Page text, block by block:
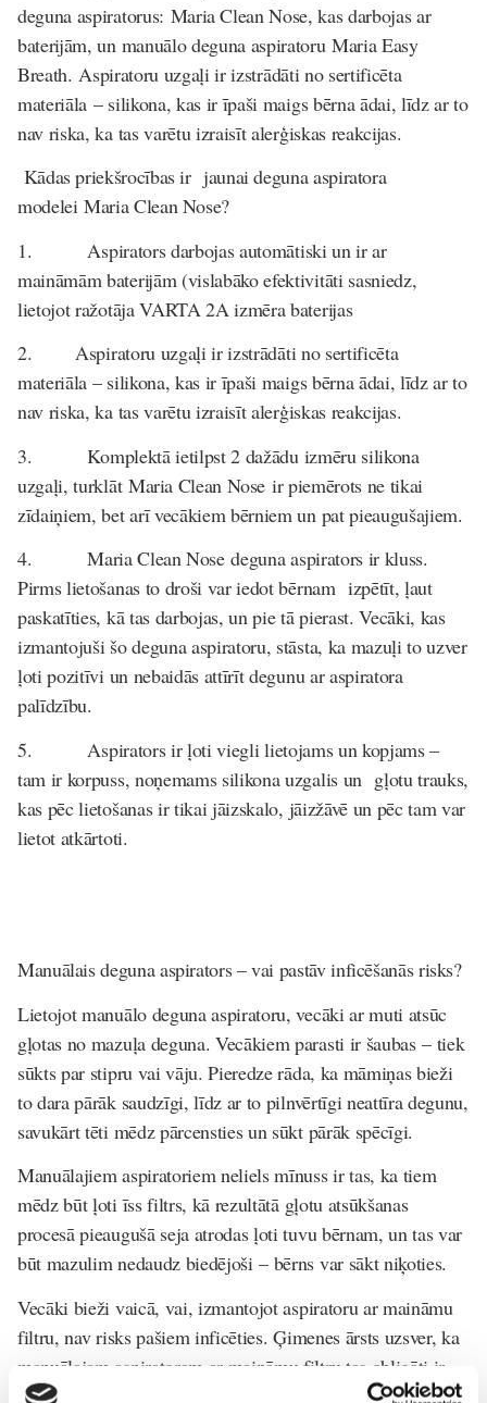
deguna aspiratorus: Maria Clean Nose, kas darbojas ar
baterijām, un manuālo deguna aspiratoruMaria Easy
Breath. Aspiratoru uzgaļi ir izstrādāti no sertificēta
materiāla – silikona, kas ir īpaši maigs bērna ādai, līdz ar to
nav riska, ka tas varētu izraisīt alerģiskas reakcijas.
Kādas priekšrocības ir jaunai deguna aspiratora
modeleiMaria Clean Nose?
1. Aspirators darbojas automātiski un ir ar
maināmām baterijām (vislabāko efektivitāti sasniedz,
lietojot ražotāja VARTA 2A izmēra baterijas
2. Aspiratoru uzgaļi ir izstrādāti no sertificēta
materiāla – silikona, kas ir īpaši maigs bērna ādai, līdz ar to
nav riska, ka tas varētu izraisīt alerģiskas reakcijas.
3. Komplektā ietilpst 2 dažādu izmēru silikona
uzgaļi, turklāt Maria Clean Nose ir piemērots ne tikai
zīdaiņiem, bet arī vecākiem bērniem un pat pieaugušajiem.
4.Maria Clean Nosedeguna aspirators ir kluss.
Pirms lietošanas to droši var iedot bērnam izpētīt, ļaut
paskatīties, kā tas darbojas, un pie tā pierast. Vecāki, kas
izmantojuši šo deguna aspiratoru, stāsta, ka mazuļi to uzver
ļoti pozitīvi un nebaidās attīrīt degunu ar aspiratora
palīdzību.
5. Aspirators ir ļoti viegli lietojams un kopjams –
tam ir korpuss, noņemams silikona uzgalis un gļotu trauks,
kas pēc lietošanas ir tikai jāizskalo, jāizžāvē un pēc tam var
lietot atkārtoti.
Manuālais deguna aspirators – vai pastāv inficēšanās risks?
Lietojot manuālo deguna aspiratoru, vecāki ar muti atsūc
gļotas no mazuļa deguna. Vecākiem parasti ir šaubas – tiek
sūkts par stipru vai vāju. Pieredze rāda, ka māmiņas bieži
to dara pārāk saudzīgi, līdz ar to pilnvērtīgi neattīra degunu,
savukārt tēti mēdz pārcensties un sūkt pārāk spēcīgi.
Manuālajiem aspiratoriem neliels mīnuss ir tas, ka tiem
mēdz būt ļoti īss filtrs, kā rezultātā gļotu atsūkšanas
procesā pieaugušā seja atrodas ļoti tuvu bērnam, un tas var
būt mazulim nedaudz biedējoši – bērns var sākt niķoties.
Vecāki bieži vaicā, vai, izmantojot aspiratoru ar maināmu
filtru, nav risks pašiem inficēties. Ģimenes ārsts uzsver, ka
manuālajam aspiratoram ar maināmu filtru tas obligāti ir
regulāri jāmaina, jo pat tad, ja filtrs tiek mazgāts, tajā